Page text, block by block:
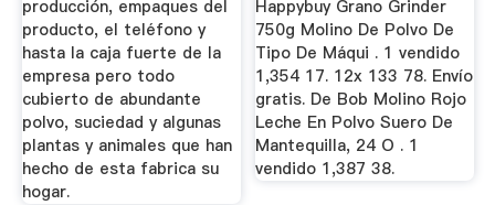
producción, empaques del
producto, el teléfono y
hasta la caja fuerte de la
empresa pero todo
cubierto de abundante
polvo, suciedad y algunas
plantas y animales que han
hecho de esta fabrica su
hogar.
Happybuy Grano Grinder
750g Molino De Polvo De
Tipo De Máqui . 1 vendido
1,354 17. 12x 133 78. Envío
gratis. De Bob Molino Rojo
Leche En Polvo Suero De
Mantequilla, 24 O . 1
vendido 1,387 38.